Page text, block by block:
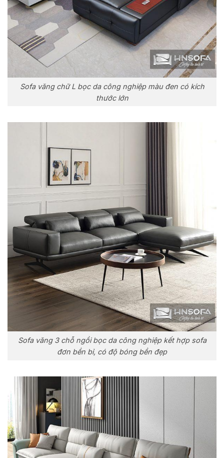
Sofa văng chữ L bọc da công nghiệp màu đen có kích
thước lớn
Sofa văng 3 chỗ ngồi bọc da công nghiệp kết hợp sofa
đơn bền bỉ, có độ bóng bền đẹp